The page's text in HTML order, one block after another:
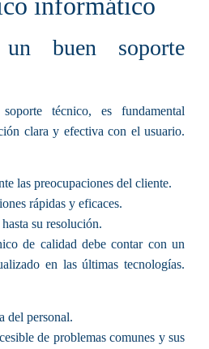
buen soporte
técnico, es fundamental
clara y efectiva con el usuario.
las preocupaciones del cliente.
rápidas y eficaces.
su resolución.
de calidad debe contar con un
en las últimas tecnologías.
del personal.
de problemas comunes y sus